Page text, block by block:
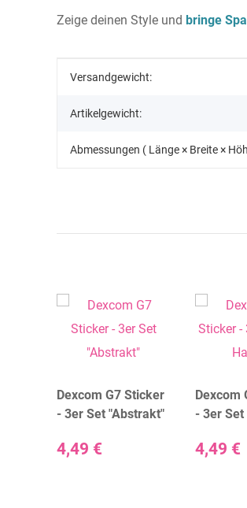
Zeige deinen Style und bringe
Produkteigenschaft
Wert
Versandgewicht:
Artikelgewicht:
Abmessungen ( Länge × Breite ×
Dexcom G7 Sticker
- 3er Set "Abstrakt"
4,49 €
Dexcom
- 3er Set
4,49 €